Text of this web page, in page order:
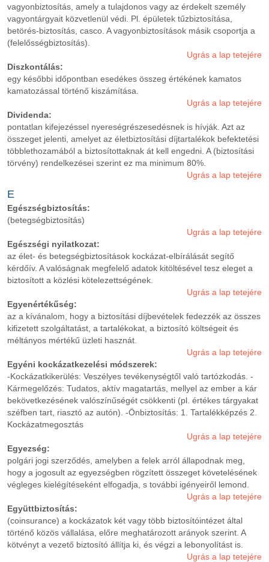
vagyonbiztosítás, amely a tulajdonos vagy az érdekelt személy
vagyontárgyait közvetlenül védi. Pl. épületek tűzbiztosítása,
betörés-biztosítás, casco. A vagyonbiztosítások másik csoportja a
(felelősségbiztosítás).
Ugrás a lap tetejére
Diszkontálás:
egy későbbi időpontban esedékes összeg értékének kamatos
kamatozással történő kiszámítása.
Ugrás a lap tetejére
Dividenda:
pontatlan kifejezéssel nyereségrészesedésnek is hívják. Azt az
összeget jelenti, amelyet az életbiztosítási díjtartalékok befektetési
többlethozamából a biztosítottaknak át kell engedni. A (biztosítási
törvény) rendelkezései szerint ez ma minimum 80%.
Ugrás a lap tetejére
E
Egészségbiztosítás:
(betegségbiztosítás)
Ugrás a lap tetejére
Egészségi nyilatkozat:
az élet- és betegségbiztosítások kockázat-elbírálását segítő
kérdőív. A valóságnak megfelelő adatok kitöltésével tesz eleget a
biztosított a közlési kötelezettségének.
Ugrás a lap tetejére
Egyenértékűség:
az a kívánalom, hogy a biztosítási díjbevételek fedezzék az összes
kifizetett szolgáltatást, a tartalékokat, a biztosító költségeit és
méltányos mértékű üzleti hasznát.
Ugrás a lap tetejére
Egyéni kockázatkezelési módszerek:
-Kockázatkikerülés: Veszélyes tevékenységtől való tartózkodás. -
Kármegelőzés: Tudatos, aktív magatartás, mellyel az ember a kár
bekövetkezésének valószínűségét csökkenti (pl. értékes tárgyakat
széfben tart, riasztó az autón). -Önbiztosítás: 1. Tartalékképzés 2.
Kockázatmegosztás
Ugrás a lap tetejére
Egyezség:
polgári jogi szerződés, amelyben a felek arról állapodnak meg,
hogy a jogosult az egyezségben rögzített összeget követelésének
végleges kielégítéseként elfogadja, s további igényeiről lemond.
Ugrás a lap tetejére
Együttbiztosítás:
(coinsurance) a kockázatok két vagy több biztosítóintézet által
történő közös vállalása, előre meghatározott arányok szerint. A
kötvényt a vezető biztosító állítja ki, és végzi a lebonyolítást is.
Ugrás a lap tetejére